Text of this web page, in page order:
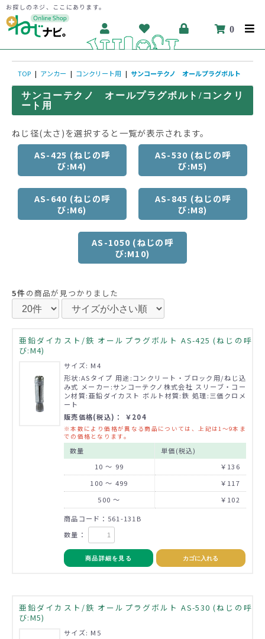
お探しのネジ、ここにあります。
0
TOP | アンカー | コンクリート用 | サンコーテクノ オールプラグボルト
サンコーテクノ オールプラグボルト/コンクリ
ート用
ねじ径(太さ)を選択すると一覧が表示されます。
AS-425 (ねじの呼
び:M4)
AS-530 (ねじの呼
び:M5)
AS-640 (ねじの呼
び:M6)
AS-845 (ねじの呼
び:M8)
AS-1050 (ねじの呼
び:M10)
5件の商品が見つかりました
亜鉛ダイカスト/鉄 オールプラグボルト AS-425 (ねじの呼
び:M4)
サイズ: M4
形状:ASタイプ 用途:コンクリート・ブロック用/ねじ込
み式 メーカー:サンコーテクノ株式会社 スリーブ・コー
ン材質:亜鉛ダイカスト ボルト材質:鉄 処理:三価クロメ
ート
販売価格(税込)： ￥204
※本数により価格が異なる商品については、上記は1～9本ま
での価格となります。
数量
単価(税込)
10 ～ 99
￥136
100 ～ 499
￥117
500 ～
￥102
商品コード：561-131B
数量：
商品詳細を見る カゴに入れる
亜鉛ダイカスト/鉄 オールプラグボルト AS-530 (ねじの呼
び:M5)
サイズ: M5